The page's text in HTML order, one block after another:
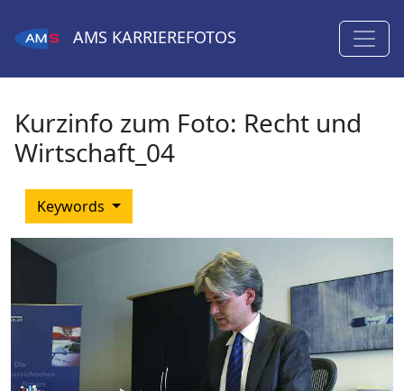
AMS KARRIEREFOTOS
Kurzinfo zum Foto: Recht und
Wirtschaft_04
Keywords